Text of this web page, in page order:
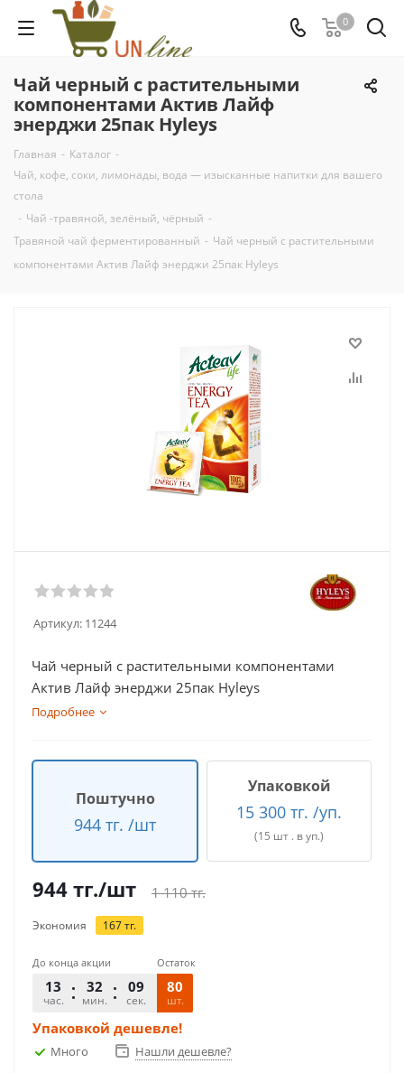
0
Чай черный с растительными
компонентами Актив Лайф
энерджи 25пак Hyleys
Главная - Каталог -
Чай, кофе, соки, лимонады, вода — изысканные напитки для вашего
стола
- Чай -травяной, зелёный, чёрный -
Травяной чай ферментированный - Чай черный с растительными
компонентами Актив Лайф энерджи 25пак Hyleys
Артикул: 11244
Чай черный с растительными компонентами
Актив Лайф энерджи 25пак Hyleys
Подробнее
Поштучно
944 тг. /шт
Упаковкой
15 300 тг. /уп.
(15 шт . в уп.)
944 тг./шт 1 110тг.
Экономия 167тг.
До конца акции
13
час.
32
мин.
09
сек.
Остаток
80
шт.
Упаковкой дешевле!
Много Нашли дешевле?